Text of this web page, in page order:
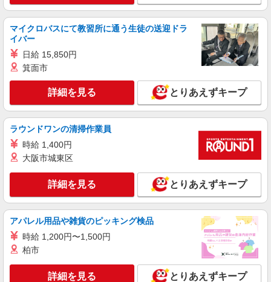
機械オペレーター/日払いOK
時給1,600円 交通費：既定支給
栃木県足利市
詳細を見る
株式会社テクノ・サービス/お仕事No/0872748
加工・梱包業務
時給1350円交通費全額支給
栃木県足利市 ＊車・バイク通勤OK
詳細を見る
派遣社員
パーソルファクトリーパートナーズ株式会社
時給1680円 ※交通費全額支給（規定あり）
【月収例】28.9万円（20日勤務＋残業10h） ※3ヶ
月目以降は時給1380円となります。
栃木県足利市県町
マイクロバスにて教習所に通う生徒の送迎ドラ
イバー
日給 15,850円
箕面市
詳細を見る とりあえずキープ
ラウンドワンの清掃作業員
時給 1,400円
大阪市城東区
詳細を見る とりあえずキープ
アパレル用品や雑貨のピッキング検品
時給 1,200円〜1,500円
柏市
詳細を見る とりあえずキープ